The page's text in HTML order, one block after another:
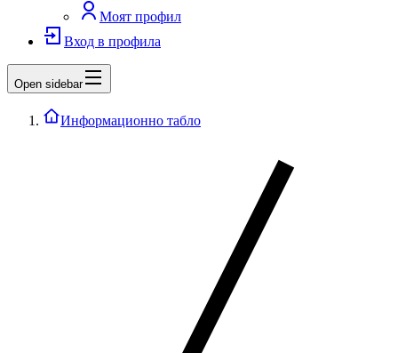
Моят профил
Вход в профила
Open sidebar
Информационно табло